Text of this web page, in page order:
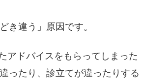
き違う」原因です。
ドバイスをもらってしまった
ったり、診立てが違ったりする